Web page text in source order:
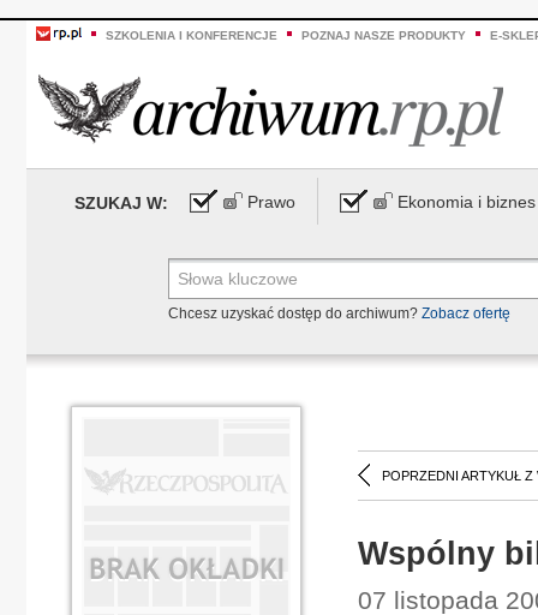
SZKOLENIA I KONFERENCJE POZNAJ NASZE PRODUKTY E-
SZUKAJ W: Prawo Ekonomia i biznes
Chcesz uzyskać dostęp do archiwum? Zobacz ofertę
POPRZEDNI ARTYKUŁ Z
Wspólny
07 listopada